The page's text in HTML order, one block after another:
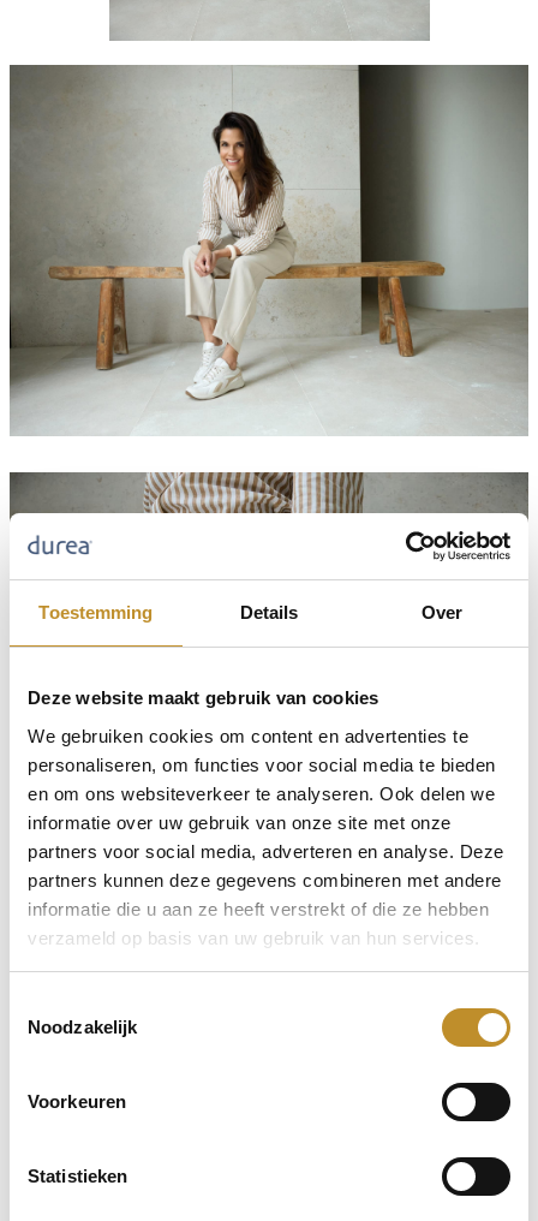
Toestemming Details Over
Deze website maakt gebruik van cookies
We gebruiken cookies om content en advertenties te
personaliseren, om functies voor social media te bieden
en om ons websiteverkeer te analyseren. Ook delen we
informatie over uw gebruik van onze site met onze
partners voor social media, adverteren en analyse. Deze
partners kunnen deze gegevens combineren met andere
informatie die u aan ze heeft verstrekt of die ze hebben
verzameld op basis van uw gebruik van hun services.
Noodzakelijk
Voorkeuren
Statistieken